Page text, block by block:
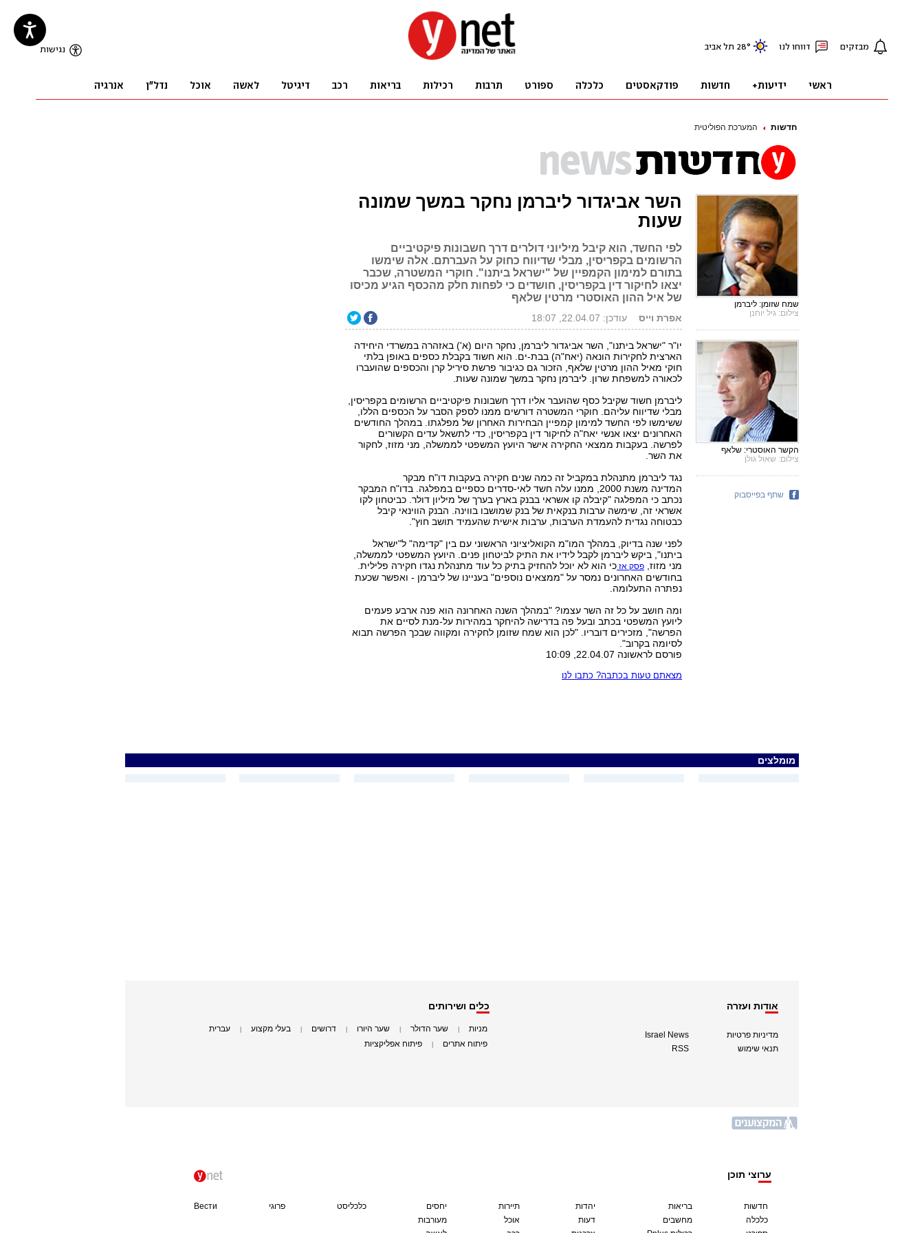
חדשות המערכת הפוליטית
השר אביגדור ליברמן נחקר במשך שמונה
שעות
לפי החשד, הוא קיבל מיליוני דולרים דרך חשבונות פיקטיביים
הרשומים בקפריסין, מבלי שדיווח כחוק על העברתם. אלה שימשו
בתורם למימון הקמפיין של "ישראל ביתנו". חוקרי המשטרה, שכבר
יצאו לחיקור דין בקפריסין, חושדים כי לפחות חלק מהכסף הגיע מכיסו
של איל ההון האוסטרי מרטין שלאף
אפרת וייס עודכן: 22.04.07, 18:07
יו"ר "ישראל ביתנו", השר אביגדור ליברמן, נחקר היום (א') באזהרה במשרדי היחידה
הארצית לחקירות הונאה (יאח"ה) בבת-ים. הוא חשוד בקבלת כספים באופן בלתי
חוקי מאיל ההון מרטין שלאף, הזכור גם כגיבור פרשת סיריל קרן והכספים שהועברו
לכאורה למשפחת שרון. ליברמן נחקר במשך שמונה שעות.
ליברמן חשוד שקיבל כסף שהועבר אליו דרך חשבונות פיקטיביים הרשומים בקפריסין,
מבלי שדיווח עליהם. חוקרי המשטרה דורשים ממנו לספק הסבר על הכספים הללו,
ששימשו לפי החשד למימון קמפיין הבחירות האחרון של מפלגתו. במהלך החודשים
האחרונים יצאו אנשי יאח"ה לחיקור דין בקפריסין, כדי לתשאל עדים הקשורים
לפרשה. בעקבות ממצאי החקירה אישר היועץ המשפטי לממשלה, מני מזוז, לחקור
את השר.
נגד ליברמן מתנהלת במקביל זה כמה שנים חקירה בעקבות דו"ח מבקר
המדינה משנת 2000, ממנו עלה חשד לאי-סדרים כספיים במפלגה. בדו"ח המבקר
נכתב כי המפלגה "קיבלה קו אשראי בבנק בארץ בערך של מיליון דולר. כביטחון לקו
אשראי זה, שימשה ערבות בנקאית של בנק שמושבו בווינה. הבנק הווינאי קיבל
כבטוחה נגדית להעמדת הערבות, ערבות אישית שהעמיד תושב חוץ".
לפני שנה בדיוק, במהלך המו"מ הקואליציוני הראשוני עם בין "קדימה" ל"ישראל
ביתנו", ביקש ליברמן לקבל לידיו את התיק לביטחון פנים. היועץ המשפטי לממשלה,
מני מזוז, פסק אז כי הוא לא יוכל להחזיק בתיק כל עוד מתנהלת נגדו חקירה פלילית.
בחודשים האחרונים נמסר על "ממצאים נוספים" בעניינו של ליברמן - ואפשר שכעת
נפתרה התעלומה.
ומה חושב על כל זה השר עצמו? "במהלך השנה האחרונה הוא פנה ארבע פעמים
ליועץ המשפטי בכתב ובעל פה בדרישה להיחקר במהירות על-מנת לסיים את
הפרשה", מזכירים דובריו. "לכן הוא שמח שזומן לחקירה ומקווה שבכך הפרשה תבוא
לסיומה בקרוב".
פורסם לראשונה 22.04.07, 10:09
מצאתם טעות בכתבה? כתבו לנו
שמח שזומן: ליברמן
צילום: גיל יוחנן
הקשר האוסטרי: שלאף
צילום: שאול גולן
שתף בפייסבוק
מומלצים
אודות ועזרה
מדיניות פרטיות
תנאי שימוש
Israel News
RSS
כלים ושירותים
מניות שער הדולר שער היורו דרושים בעלי מקצוע עברית
פיתוח אתרים פיתוח אפליקציות
ערוצי תוכן
חדשות
כלכלה
בריאות
מחשבים
יהדות
דעות
תיירות
אוכל
יחסים
מעורבות
כלכליסט פרוגי Вести